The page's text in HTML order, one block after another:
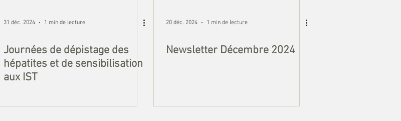
31 déc. 2024 1 min de lecture
Journées de dépistage des
hépatites et de sensibilisation
aux IST
20 déc. 2024 1 min de lecture
Newsletter Décembre 2024